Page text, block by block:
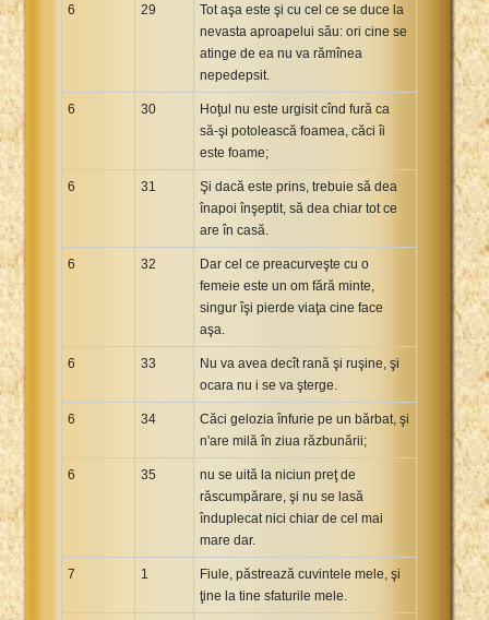
6 29
Tot aşa este şi cu cel ce se duce la
nevasta aproapelui său: ori cine se
atinge de ea nu va rămînea
nepedepsit.
6 30
Hoţul nu este urgisit cînd fură ca
să-şi potolească foamea, căci îi
este foame;
6 31
Şi dacă este prins, trebuie să dea
înapoi înşeptit, să dea chiar tot ce
are în casă.
6 32
Dar cel ce preacurveşte cu o
femeie este un om fără minte,
singur îşi pierde viaţa cine face
aşa.
6 33
Nu va avea decît rană şi ruşine, şi
ocara nu i se va şterge.
6 34
Căci gelozia înfurie pe un bărbat, şi
n'are milă în ziua răzbunării;
6 35
nu se uită la niciun preţ de
răscumpărare, şi nu se lasă
înduplecat nici chiar de cel mai
mare dar.
7 1
Fiule, păstrează cuvintele mele, şi
ţine la tine sfaturile mele.